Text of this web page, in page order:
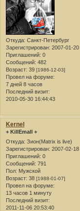
Откуда: Санкт-Петербург
Зарегистрирован: 2007-01-20
Приглашений: 0
Сообщений: 482
Возраст: 39 [1986-12-03]
Провел на форуме:
7 дней 8 часов
Последний визит:
2010-05-30 16:44:43
Kernel
+ KillEmall +
Откуда: Зион(Matrix is live)
Зарегистрирован: 2007-02-18
Приглашений: 0
Сообщений: 791
Пол: Мужской
Возраст: 38 [1988-01-07]
Провел на форуме:
13 часов 1 минуту
Последний визит:
2011-11-06 20:53:40